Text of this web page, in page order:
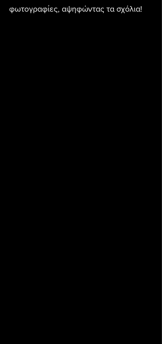
φωτογραφίες, αψηφώντας τα σχόλια!